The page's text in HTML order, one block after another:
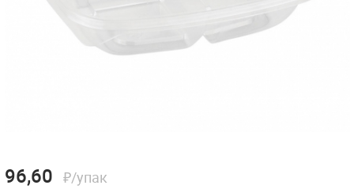
96,60 ₽/упак